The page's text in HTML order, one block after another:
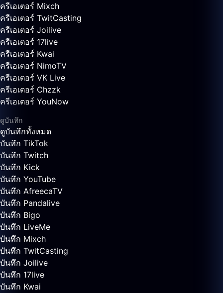
ครีเอเตอร์ Mixch
ครีเอเตอร์ TwitCasting
ครีเอเตอร์ Joilive
ครีเอเตอร์ 17live
ครีเอเตอร์ Kwai
ครีเอเตอร์ NimoTV
ครีเอเตอร์ VK Live
ครีเอเตอร์ Chzzk
ครีเอเตอร์ YouNow
ดูบันทึก
ดูบันทึกทั้งหมด
บันทึก TikTok
บันทึก Twitch
บันทึก Kick
บันทึก YouTube
บันทึก AfreecaTV
บันทึก Pandalive
บันทึก Bigo
บันทึก LiveMe
บันทึก Mixch
บันทึก TwitCasting
บันทึก Joilive
บันทึก 17live
บันทึก Kwai